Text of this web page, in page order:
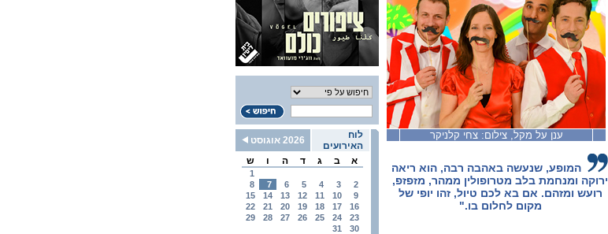
לוח
האירועים
2026 אוגוסט
א
ב ג ד ה ו ש
1
2
3
4
5
6
7
8
9
10
11
12
13
14
15
16
17
18
19
20
21
22
23
24
25
26
27
28
29
30
31
ענן על מקל, צילום: צחי קלניקר
המופע, שנעשה באהבה רבה, הוא ריאה
ירוקה ומנחמת בלב מטרופולין ממהר, מזפזפ,
רועש ומזהם. אם בא לכם טיול, זהו יופי של
מקום לחלום בו."